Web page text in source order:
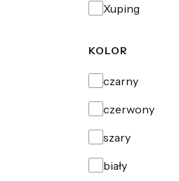
Xuping
KOLOR
Kolor
czarny
czerwony
szary
biały